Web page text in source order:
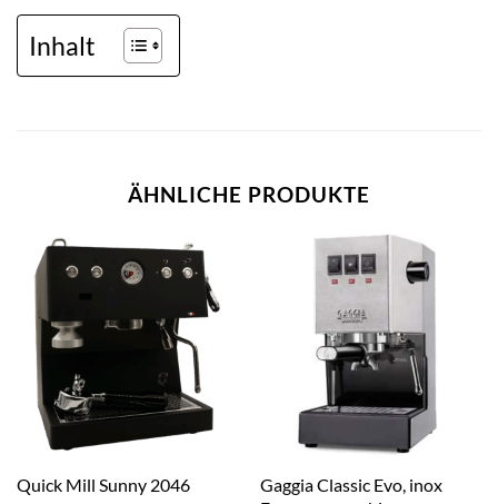
Inhalt
ÄHNLICHE PRODUKTE
Quick Mill Sunny 2046
Gaggia Classic Evo, inox